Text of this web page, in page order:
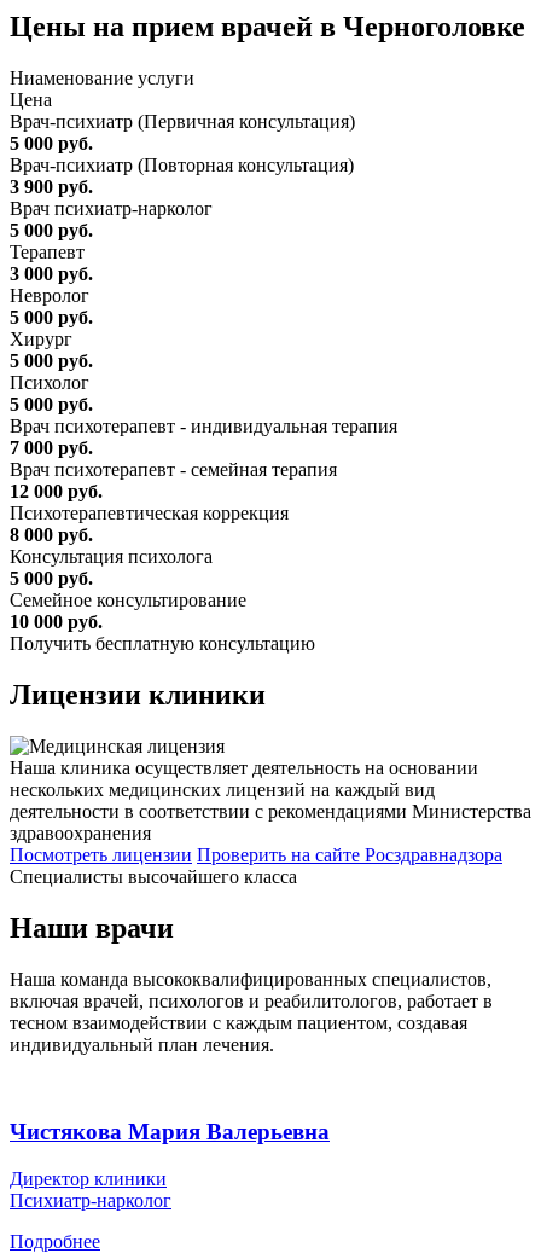
Цены на прием врачей в Черноголовке
Ниaменование услуги
Цена
Врач-психиатр (Первичная консультация)
5 000 руб.
Врач-психиатр (Повторная консультация)
3 900 руб.
Врач психиатр-нарколог
5 000 руб.
Терапевт
3 000 руб.
Невролог
5 000 руб.
Хирург
5 000 руб.
Психолог
5 000 руб.
Врач психотерапевт - индивидуальная терапия
7 000 руб.
Врач психотерапевт - семейная терапия
12 000 руб.
Психотерапевтическая коррекция
8 000 руб.
Консультация психолога
5 000 руб.
Семейное консультирование
10 000 руб.
Получить бесплатную консультацию
Лицензии клиники
Наша клиника осуществляет деятельность на основании
нескольких медицинских лицензий на каждый вид
деятельности в соответствии с рекомендациями Министерства
здравоохранения
Посмотреть лицензии Проверить на сайте Росздравнадзора
Специалисты высочайшего класса
Наши врачи
Наша команда высококвалифицированных специалистов,
включая врачей, психологов и реабилитологов, работает в
тесном взаимодействии с каждым пациентом, создавая
индивидуальный план лечения.
Чистякова Мария Валерьевна
Директор клиники
Психиатр-нарколог
Подробнее